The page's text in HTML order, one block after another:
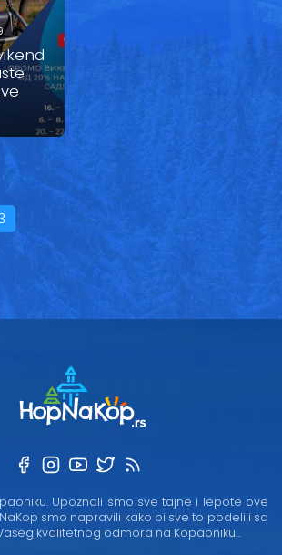
Oglasi
Upoznali smo sve tajne i lepote ove
smo napravili kako bi sve to podelili sa
kvalitetnog odmora na Kopaoniku...